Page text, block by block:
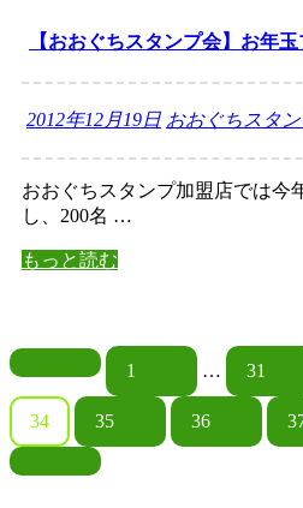
【おおぐちスタンプ会】お年
2012年12月19日 おおぐちスタ
おおぐちスタンプ加盟店では今
し、200名 …
もっと読む
投
稿
ナ
ビ
1 … 31
34 35 36